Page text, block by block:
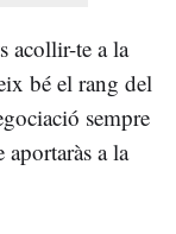
acollir-te a la
bé el rang del
sempre
a la